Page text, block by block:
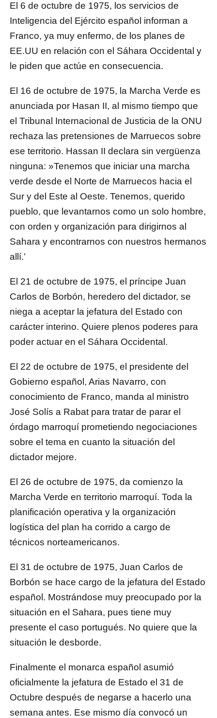
El 6 de octubre de 1975, los servicios de
Inteligencia del Ejército español informan a
Franco, ya muy enfermo, de los planes de
EE.UU en relación con el Sáhara Occidental y
le piden que actúe en consecuencia.
El 16 de octubre de 1975, la Marcha Verde es
anunciada por Hasan II, al mismo tiempo que
el Tribunal Internacional de Justicia de la ONU
rechaza las pretensiones de Marruecos sobre
ese territorio. Hassan II declara sin vergüenza
ninguna: »Tenemos que iniciar una marcha
verde desde el Norte de Marruecos hacia el
Sur y del Este al Oeste. Tenemos, querido
pueblo, que levantarnos como un solo hombre,
con orden y organización para dirigirnos al
Sahara y encontrarnos con nuestros hermanos
allí.’
El 21 de octubre de 1975, el príncipe Juan
Carlos de Borbón, heredero del dictador, se
niega a aceptar la jefatura del Estado con
carácter interino. Quiere plenos poderes para
poder actuar en el Sáhara Occidental.
El 22 de octubre de 1975, el presidente del
Gobierno español, Arias Navarro, con
conocimiento de Franco, manda al ministro
José Solís a Rabat para tratar de parar el
órdago marroquí prometiendo negociaciones
sobre el tema en cuanto la situación del
dictador mejore.
El 26 de octubre de 1975, da comienzo la
Marcha Verde en territorio marroquí. Toda la
planificación operativa y la organización
logística del plan ha corrido a cargo de
técnicos norteamericanos.
El 31 de octubre de 1975, Juan Carlos de
Borbón se hace cargo de la jefatura del Estado
español. Mostrándose muy preocupado por la
situación en el Sahara, pues tiene muy
presente el caso portugués. No quiere que la
situación le desborde.
Finalmente el monarca español asumió
oficialmente la jefatura de Estado el 31 de
Octubre después de negarse a hacerlo una
semana antes. Ese mismo día convocó un